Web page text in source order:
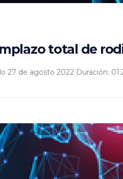
total de
27 de agosto 2022 Duración: